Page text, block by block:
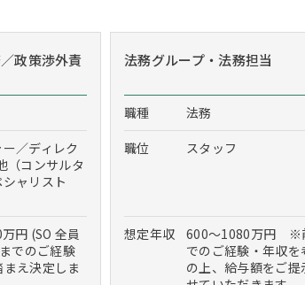
政策渉外責
／ディレク
（コンサルタ
ャリスト
円 (SO 全員
でのご経験
まえ決定しま
法務グループ・法務担当
職種
法務
職位
スタッフ
想定年収
600～1080万円 ※
でのご経験・年収を
の上、給与額をご提